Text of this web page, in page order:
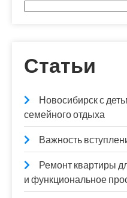
Статьи
Новосибирск с
семейного отдыха
Важность
Ремонт квартиры
и функциональное